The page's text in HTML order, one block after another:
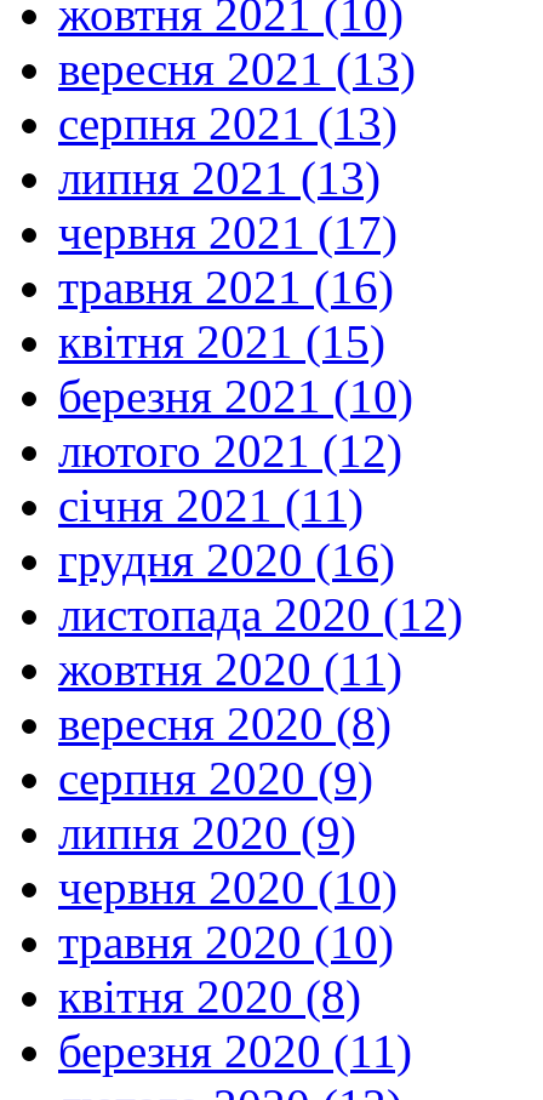
жовтня 2021 (10)
вересня 2021 (13)
серпня 2021 (13)
липня 2021 (13)
червня 2021 (17)
травня 2021 (16)
квітня 2021 (15)
березня 2021 (10)
лютого 2021 (12)
січня 2021 (11)
грудня 2020 (16)
листопада 2020 (12)
жовтня 2020 (11)
вересня 2020 (8)
серпня 2020 (9)
липня 2020 (9)
червня 2020 (10)
травня 2020 (10)
квітня 2020 (8)
березня 2020 (11)